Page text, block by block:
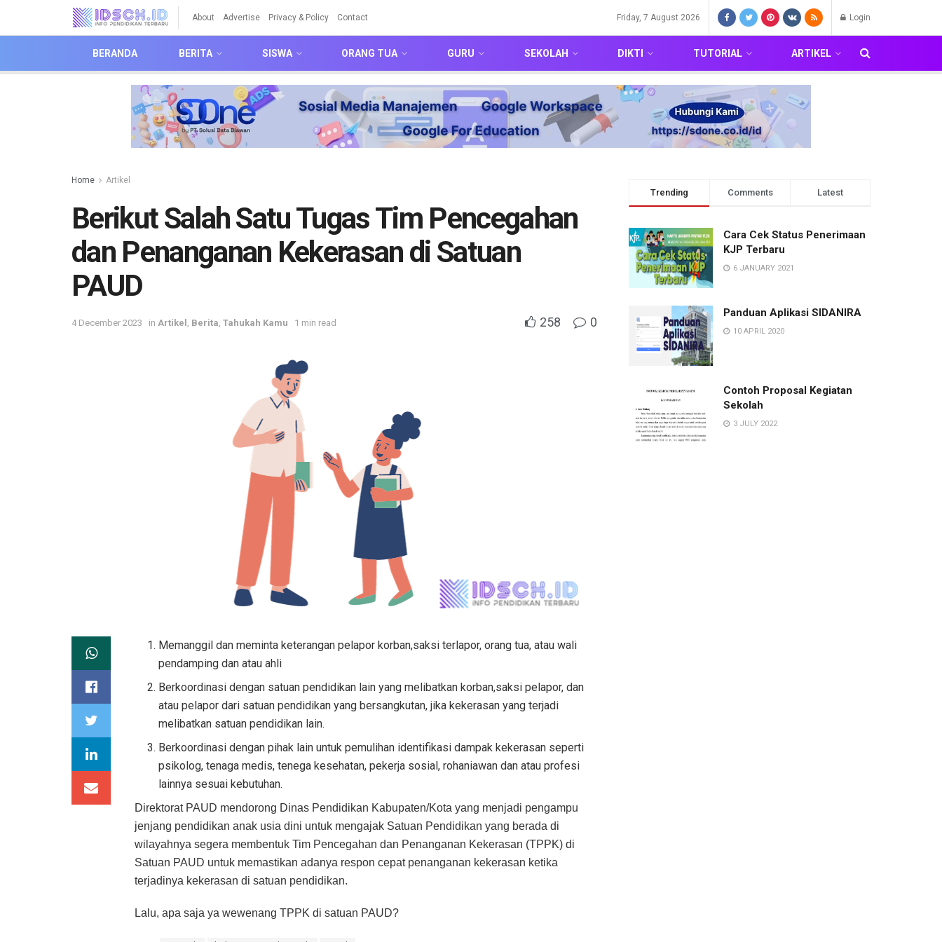
About Advertise Privacy & Policy Contact Friday, 7 August 2026 Login
BERANDA BERITA SISWA ORANG TUA GURU SEKOLAH DIKTI TUTORIAL ARTIKEL
Home Artikel
Berikut Salah Satu Tugas Tim Pencegahan
dan Penanganan Kekerasan di Satuan
PAUD
4 December 2023 in Artikel Berita Tahukah Kamu 1 min read 258 0
Memanggil dan meminta keterangan pelapor korban,saksi terlapor, orang tua, atau wali
pendamping dan atau ahli
Berkoordinasi dengan satuan pendidikan lain yang melibatkan korban,saksi pelapor, dan
atau pelapor dari satuan pendidikan yang bersangkutan, jika kekerasan yang terjadi
melibatkan satuan pendidikan lain.
Berkoordinasi dengan pihak lain untuk pemulihan identifikasi dampak kekerasan seperti
psikolog, tenaga medis, tenega kesehatan, pekerja sosial, rohaniawan dan atau profesi
lainnya sesuai kebutuhan.
Direktorat PAUD mendorong Dinas Pendidikan Kabupaten/Kota yang menjadi pengampu
jenjang pendidikan anak usia dini untuk mengajak Satuan Pendidikan yang berada di
wilayahnya segera membentuk Tim Pencegahan dan Penanganan Kekerasan (TPPK) di
Satuan PAUD untuk memastikan adanya respon cepat penanganan kekerasan ketika
terjadinya kekerasan di satuan pendidikan.
Lalu, apa saja ya wewenang TPPK di satuan PAUD?
Trending Comments Latest
Cara Cek Status Penerimaan
KJP Terbaru
6 JANUARY 2021
Panduan Aplikasi SIDANIRA
10 APRIL 2020
Contoh Proposal Kegiatan
Sekolah
3 JULY 2022